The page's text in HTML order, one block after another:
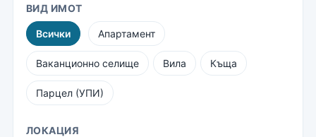
ВИД ИМОТ
Всички Апартамент
Ваканционно селище Вила Къща
Парцел (УПИ)
ЛОКАЦИЯ